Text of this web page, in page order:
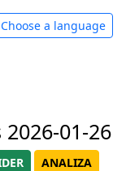
Choose a language
01-26
ANALIZA